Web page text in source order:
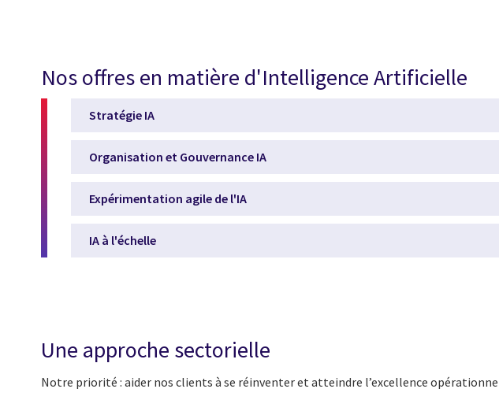
Nos offres en matière d'Intelligence Artificielle
Stratégie IA
Organisation et Gouvernance IA
Expérimentation agile de l'IA
IA à l'échelle
Une approche sectorielle
Notre priorité : aider nos clients à se réinventer et atteindre l’excellence